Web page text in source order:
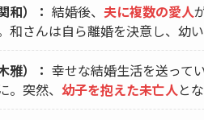
和）： 結婚後、 夫に複数の愛人
和さんは自ら離婚を決意し、幼
雅）： 幸せな結婚生活を送って
突然、 幼子を抱えた未亡人と